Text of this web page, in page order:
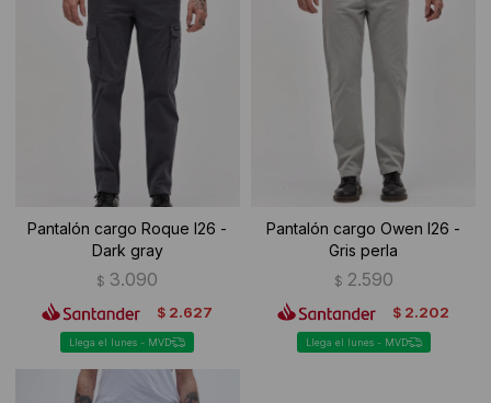
Pantalón cargo Roque I26 -
Dark gray
$ 3.090
$ 2.627
Llega el lunes - MVD
Pantalón cargo Owen I26 -
Gris perla
$ 2.590
$ 2.202
Llega el lunes - MVD